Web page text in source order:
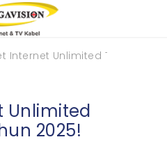
Internet Unlimited Termurah
Unlimited
2025!